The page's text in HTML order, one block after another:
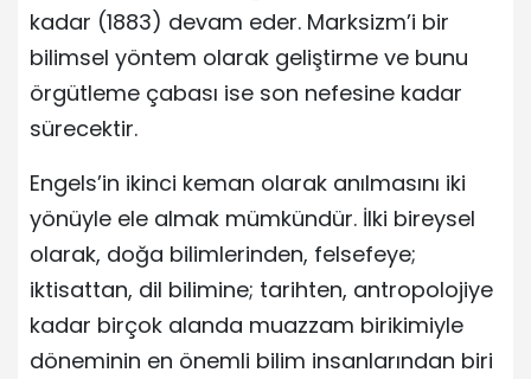
kadar (1883) devam eder. Marksizm’i bir
bilimsel yöntem olarak geliştirme ve bunu
örgütleme çabası ise son nefesine kadar
sürecektir.
Engels’in ikinci keman olarak anılmasını iki
yönüyle ele almak mümkündür. İlki bireysel
olarak, doğa bilimlerinden, felsefeye;
iktisattan, dil bilimine; tarihten, antropolojiye
kadar birçok alanda muazzam birikimiyle
döneminin en önemli bilim insanlarından biri